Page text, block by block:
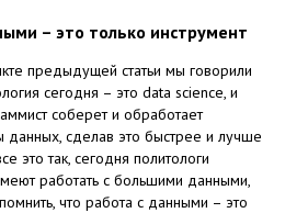
– это только инструмент
предыдущей статьи мы говорили
сегодня – это data science, и
соберет и обработает
сделав это быстрее и лучше
это так, сегодня политологи
работать с большими данными,
что работа с данными – это